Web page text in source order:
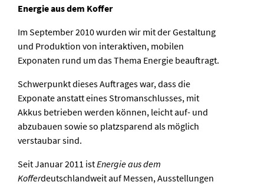
Energie aus dem Koffer
Im September 2010 wurden wir mit der Gestaltung
und Produktion von interaktiven, mobilen
Exponaten rund um das Thema Energie beauftragt.
Schwerpunkt dieses Auftrages war, dass die
Exponate anstatt eines Stromanschlusses, mit
Akkus betrieben werden können, leicht auf- und
abzubauen sowie so platzsparend als möglich
verstaubar sind.
Seit Januar 2011 istEnergie aus dem
Kofferdeutschlandweit auf Messen, Ausstellungen